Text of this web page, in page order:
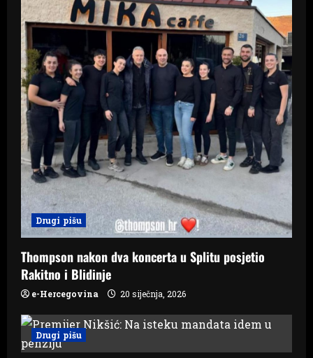
Drugi pišu
Thompson nakon dva koncerta u Splitu posjetio
Rakitno i Blidinje
e-Hercegovina 20 siječnja, 2026
Drugi pišu